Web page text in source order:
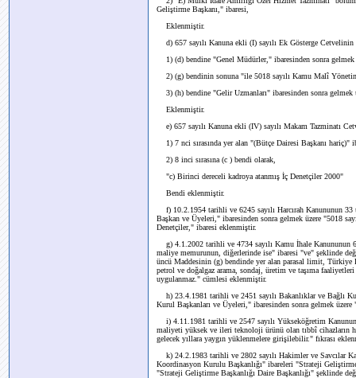
Geliştirme Başkanı," ibaresi,
Eklenmiştir.
d) 657 sayılı Kanuna ekli (I) sayılı Ek Gösterge
1) (d) bendine "Genel Müdürler," ibaresinden sonra
2) (g) bendinin sonuna "ile 5018 sayılı Kamu Malî
3) (h) bendine "Gelir Uzmanları" ibaresinden sonra
Eklenmiştir.
e) 657 sayılı Kanuna ekli (IV) sayılı Makam Tazminatı
1) 7 nci sırasında yer alan "(Bütçe Dairesi Başkanı
2) 8 inci sırasına (c ) bendi olarak,
"c) Birinci dereceli kadroya atanmış İç Denetçiler 2000"
Bendi eklenmiştir.
f) 10.2.1954 tarihli ve 6245 sayılı Harcırah Kanununun
Başkan ve Üyeleri," ibaresinden sonra gelmek üzere "5018
Denetçiler," ibaresi eklenmiştir.
g) 4.1.2002 tarihli ve 4734 sayılı Kamu İhale Kanununun
maliye memurunun, diğerlerinde ise" ibaresi "ve" şeklinde
üncü Maddesinin (g) bendinde yer alan parasal limit, Türkiye
petrol ve doğalgaz arama, sondaj, üretim ve taşıma
uygulanmaz." cümlesi eklenmiştir.
h) 23.4.1981 tarihli ve 2451 sayılı Bakanlıklar ve Bağlı
Kurul Başkanları ve Üyeleri," ibaresinden sonra gelmek
i) 4.11.1981 tarihli ve 2547 sayılı Yükseköğretim
maliyeti yüksek ve ileri teknoloji ürünü olan tıbbî cihazların
gelecek yıllara yaygın yüklenmelere girişilebilir." fıkrası
k) 24.2.1983 tarihli ve 2802 sayılı Hakimler ve Savcılar
Koordinasyon Kurulu Başkanlığı" ibareleri "Strateji
"Strateji Geliştirme Başkanlığı Daire Başkanlığı" şeklinde